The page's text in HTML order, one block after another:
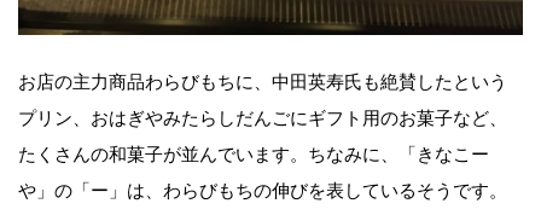
お店の主力商品わらびもちに、中田英寿氏も絶賛したという
プリン、おはぎやみたらしだんごにギフト用のお菓子など、
たくさんの和菓子が並んでいます。ちなみに、「きなこー
や」の「ー」は、わらびもちの伸びを表しているそうです。